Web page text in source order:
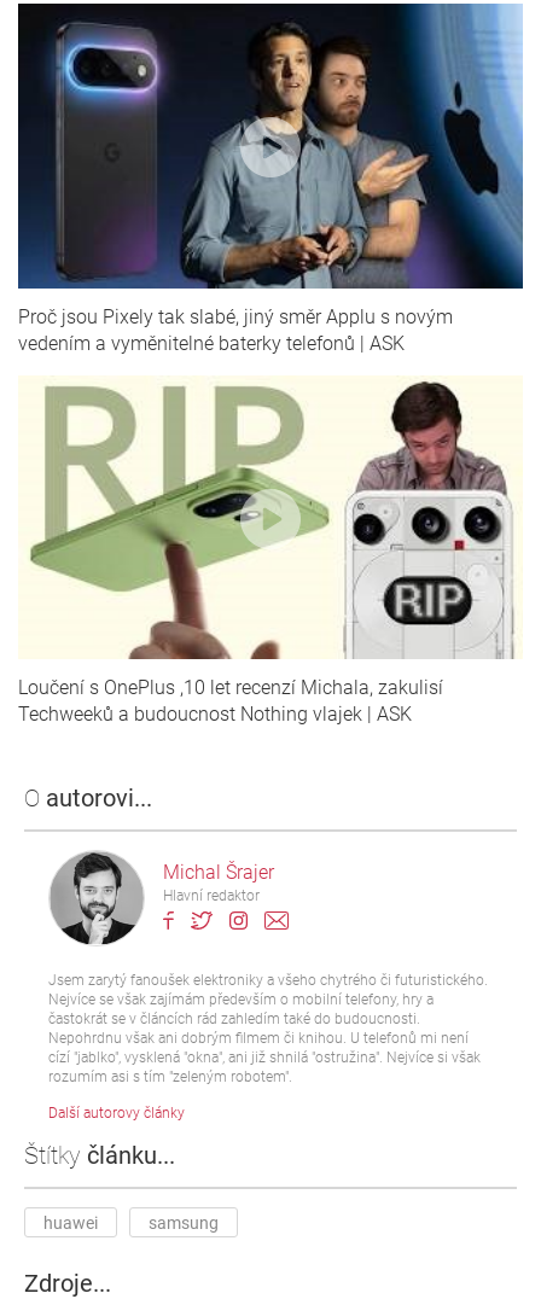
O autorovi...
Michal Šrajer
Hlavní redaktor
Jsem zarytý fanoušek elektroniky a všeho chytrého či futuristického.
Nejvíce se však zajímám především o mobilní telefony, hry a
častokrát se v článcích rád zahledím také do budoucnosti.
Nepohrdnu však ani dobrým filmem či knihou. U telefonů mi není
cízí "jablko", vysklená "okna", ani již shnilá "ostružina". Nejvíce si však
rozumím asi s tím "zeleným robotem".
Další autorovy články
Štítky článku...
huawei samsung
Zdroje...
Proč jsou Pixely tak slabé, jiný směr Applu s novým
vedením a vyměnitelné baterky telefonů | ASK
Loučení s OnePlus ,10 let recenzí Michala, zakulisí
Techweeků a budoucnost Nothing vlajek | ASK